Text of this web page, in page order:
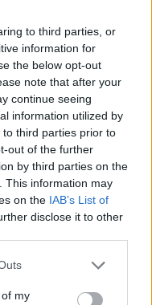
to third parties, or
information for
the below opt-out
note that after your
continue seeing
information utilized by
third parties prior to
out of the further
by third parties on the
This information may
on the IAB’s List of
disclose it to other
one or more Google
You may click to
my